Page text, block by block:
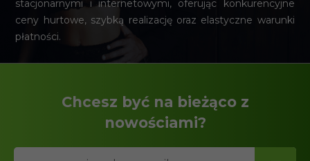
stacjonarnymi i internetowymi, oferując konkurencyjne
ceny hurtowe, szybką realizację oraz elastyczne warunki
płatności.
Chcesz być na bieżąco z
nowościami?